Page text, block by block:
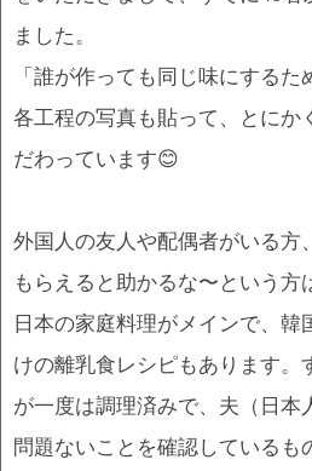
ました。
「誰が作っても同じ味にするた
各工程の写真も貼って、とにか
だわっています😊
外国人の友人や配偶者がいる方
もらえると助かるな〜という方
日本の家庭料理がメインで、韓
けの離乳食レシピもあります。
が一度は調理済みで、夫（日本
問題ないことを確認しているも